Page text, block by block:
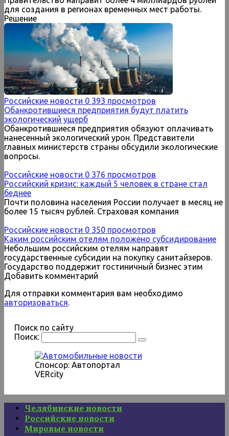
для создания в регионах временных мест работы.
Решение
Российские новости 0 393 просмотров
Обанкротившиеся предприятия будут платить
экологический ущерб
Обанкротившиеся предприятия обязуют оплачивать
нанесенный экологический урон. Представители
главных министерств страны обсудили экологические
вопросы.
Российские новости 0 376 просмотров
Российский кризис: каждый 5 человек в стране стал
беднее
Почти половина населения России получает в месяц не
более 15 тысяч рублей. Страховая компания
Российские новости 0 350 просмотров
Каким российским отелям положено субсидирование
Небольшим российским отелям направят
государственные субсидии на покупку санитайзеров.
Государство поддержит гостиничный бизнес этим
Добавить комментарий
Для отправки комментария вам необходимо
авторизоваться.
Поиск по сайту
Поиск:
Спонсор: Автопортал
VERcity
Челябинские новости
Российские новости
Мировые новости